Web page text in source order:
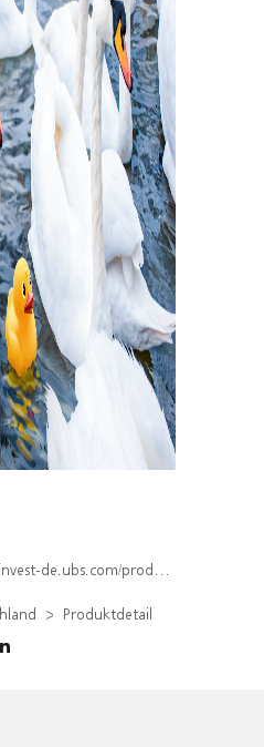
produkt/detail/index/isin/DE000WA8F3F8
Produktdetail